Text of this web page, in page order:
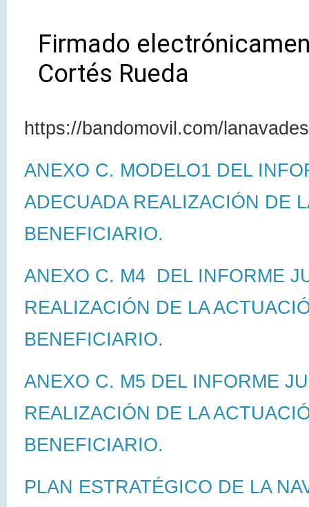
Firmado
Cortés Rueda
https://bandomovil.com/
ANEXO C. MODELO1 DEL
ADECUADA REALIZACIÓN DE
BENEFICIARIO.
ANEXO C. M4 DEL INFORME
REALIZACIÓN DE LA
BENEFICIARIO.
ANEXO C. M5 DEL INFORME
REALIZACIÓN DE LA
BENEFICIARIO.
PLAN ESTRATÉGICO DE LA